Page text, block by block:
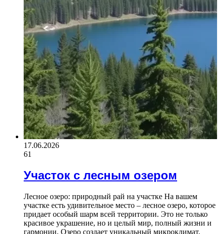
17.06.2026
61
Участок с лесным озером
Лесное озеро: природный рай на участке На вашем
участке есть удивительное место – лесное озеро, которое
придает особый шарм всей территории. Это не только
красивое украшение, но и целый мир, полный жизни и
гармонии. Озеро создает уникальный микроклимат,